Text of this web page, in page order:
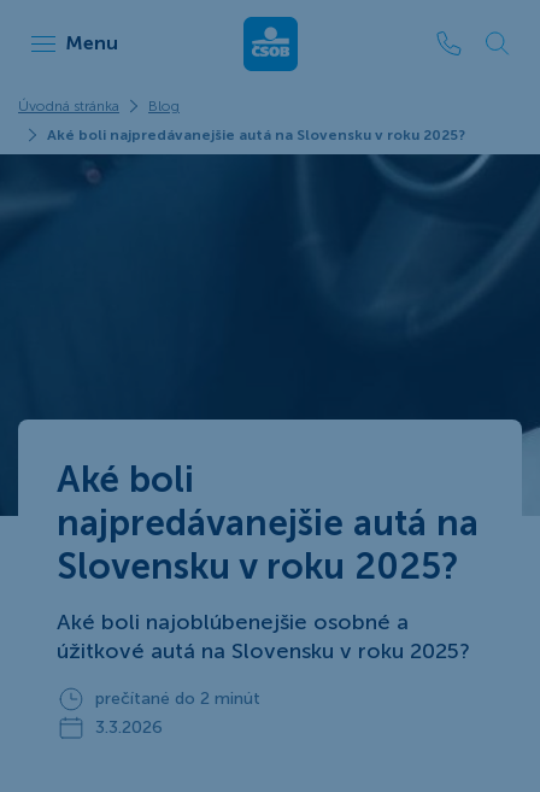
Menu ČSOB Leasing
Úvodná stránka
Blog
Aké boli najpredávanejšie autá na Slovensku v roku 2025?
Aké boli
najpredávanejšie autá na
Slovensku v roku 2025?
Aké boli najoblúbenejšie osobné a
úžitkové autá na Slovensku v roku 2025?
prečítané do 2 minút
3.3.2026